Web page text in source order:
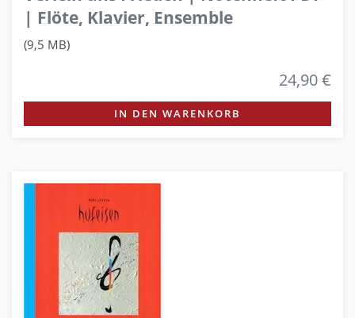
| Flöte, Klavier, Ensemble
(9,5 MB)
24,90 €
IN DEN WARENKORB